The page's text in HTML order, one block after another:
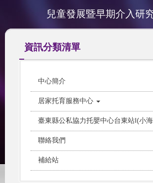
主
兒童發展暨早期介入研
資訊分類清單
中心簡介
居家托育服務中心
臺東縣公私協力托嬰中心台東站I(小
聯絡我們
補給站